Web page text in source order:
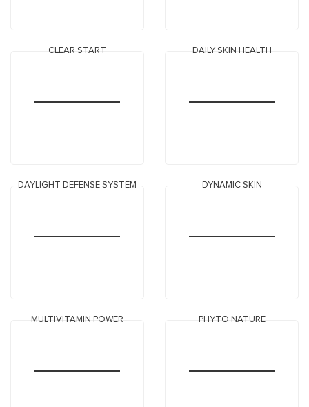
CLEAR START DAILY SKIN HEALTH
DAYLIGHT DEFENSE SYSTEM DYNAMIC SKIN
MULTIVITAMIN POWER PHYTO NATURE